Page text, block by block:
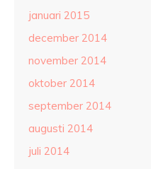
januari 2015
december 2014
november 2014
oktober 2014
september 2014
augusti 2014
juli 2014